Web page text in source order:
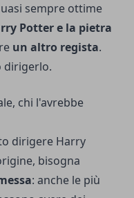
sempre ottime
Potter e la pietra
un altro regista.
dirigerlo.
chi l'avrebbe
dirigere Harry
bisogna
: anche le più